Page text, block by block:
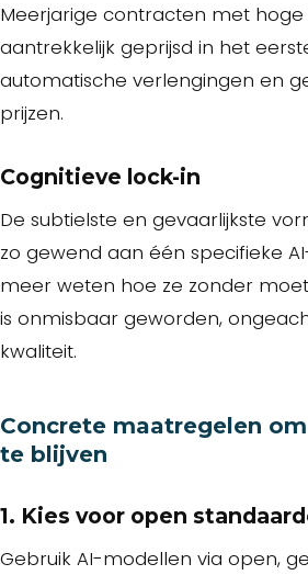
Meerjarige contracten met hoge
aantrekkelijk geprijsd in het
automatische verlengingen en
prijzen.
Cognitieve lock-in
De subtielste en gevaarlijkste
zo gewend aan één specifieke
meer weten hoe ze zonder
is onmisbaar geworden,
kwaliteit.
Concrete maatregelen
te blijven
1. Kies voor open
Gebruik AI-modellen via open,